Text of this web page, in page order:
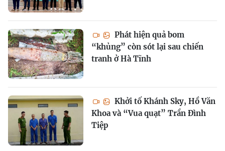
Phát hiện quả bom
“khủng” còn sót lại sau chiến
tranh ở Hà Tĩnh
Khởi tố Khánh Sky, Hồ Văn
Khoa và “Vua quạt” Trần Đình
Tiệp